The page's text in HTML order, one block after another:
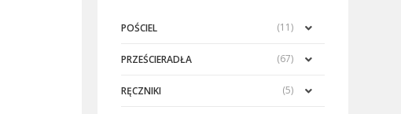
POŚCIEL (11)
PRZEŚCIERADŁA (67)
RĘCZNIKI (5)